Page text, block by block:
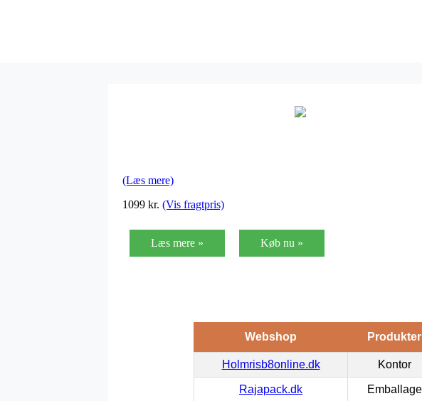
(Læs mere)
1099 kr. (Vis fragtpris)
Læs mere » Køb nu »
Webshop Produkter
Holmrisb8online.dk Kontor
Rajapack.dk Emballage